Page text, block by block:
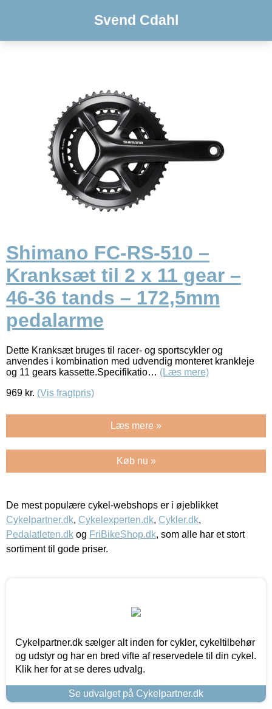
Svend Cdahl
Shimano FC-RS-510 –
Kranksæt til 2 x 11 gear –
46-36 tands – 172,5mm
pedalarme
Dette Kranksæt bruges til racer- og sportscykler og
anvendes i kombination med udvendig monteret krankleje
og 11 gears kassette.Specifikatio… (Læs mere)
969 kr. (Vis fragtpris)
Læs mere »
Køb nu »
De mest populære cykel-webshops er i øjeblikket
Cykelpartner.dk, Cykelexperten.dk, Cykler.dk,
Pedalatleten.dk og FriBikeShop.dk, som alle har et stort
sortiment til gode priser.
Cykelpartner.dk sælger alt inden for cykler, cykeltilbehør
og udstyr og har en bred vifte af reservedele til din cykel.
Klik her for at se deres udvalg.
Se udvalget på Cykelpartner.dk